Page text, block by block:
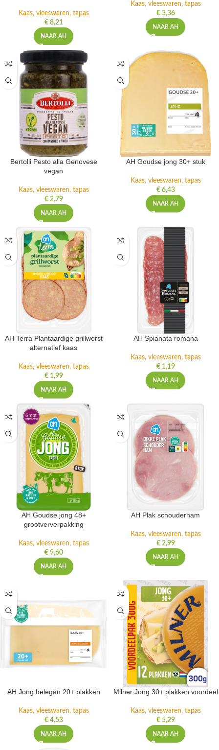
Kaas, vleeswaren, tapas
€8,21
NAAR AH
Kaas, vleeswaren, tapas
€3,36
NAAR AH
Bertolli Pesto alla Genovese
vegan
Kaas, vleeswaren, tapas
€2,79
NAAR AH
AH Goudse jong 30+ stuk
Kaas, vleeswaren, tapas
€6,43
NAAR AH
AH Terra Plantaardige grillworst
alternatief kaas
Kaas, vleeswaren, tapas
€1,99
NAAR AH
AH Spianata romana
Kaas, vleeswaren, tapas
€1,19
NAAR AH
AH Goudse jong 48+
grootververpakking
Kaas, vleeswaren, tapas
€9,60
NAAR AH
AH Plak schouderham
Kaas, vleeswaren, tapas
€2,99
NAAR AH
AH Jong belegen 20+ plakken
Kaas, vleeswaren, tapas
€4,53
NAAR AH
Milner Jong 30+ plakken voordeel
Kaas, vleeswaren, tapas
€5,29
NAAR AH